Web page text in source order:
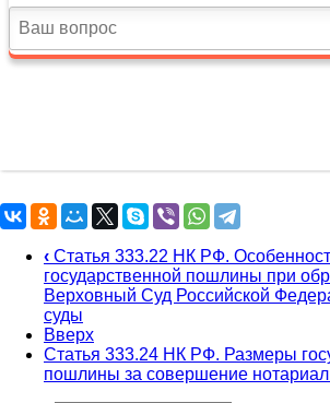
‹ Статья 333.22 НК РФ.
государственной пошлины при
Верховный Суд Российской
суды
Вверх
Статья 333.24 НК РФ. Размеры
пошлины за совершение